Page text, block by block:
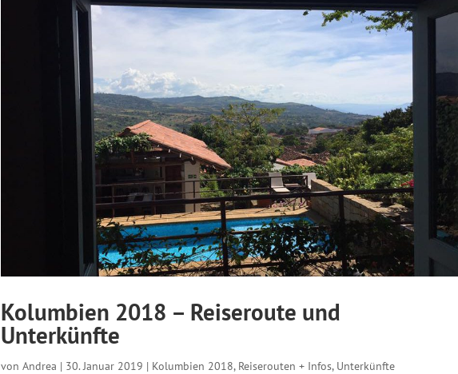
Kolumbien 2018 – Reiseroute und
Unterkünfte
von Andrea | 30. Januar 2019 | Kolumbien 2018, Reiserouten + Infos, Unterkünfte